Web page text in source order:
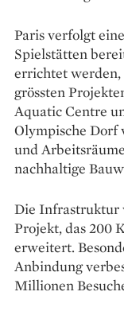
Paris verfolgt
Spielstätten
errichtet
grössten
Aquatic Centre
Olympische Dorf
und
nachhaltige
Die Infrastruktur
Projekt, das 200
erweitert.
Anbindung
Millionen